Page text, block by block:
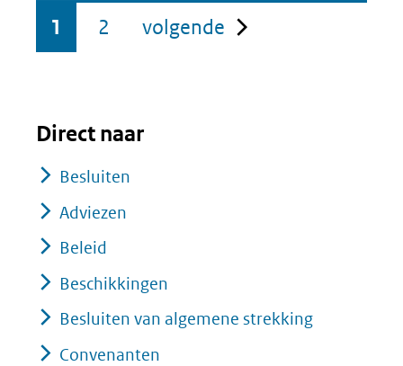
1 2 volgende pagina
Direct naar
Besluiten
Adviezen
Beleid
Beschikkingen
Besluiten van algemene strekking
Convenanten